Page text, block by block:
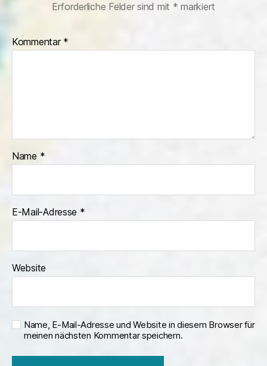
Erforderliche Felder sind mit * markiert
Kommentar *
Name *
E-Mail-Adresse *
Website
Name, E-Mail-Adresse und Website in diesem Browser für
meinen nächsten Kommentar speichern.